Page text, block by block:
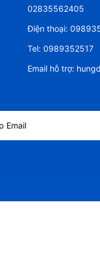
02835562405
Điện thoại:
Tel: 0989352517
Email hỗ trợ: